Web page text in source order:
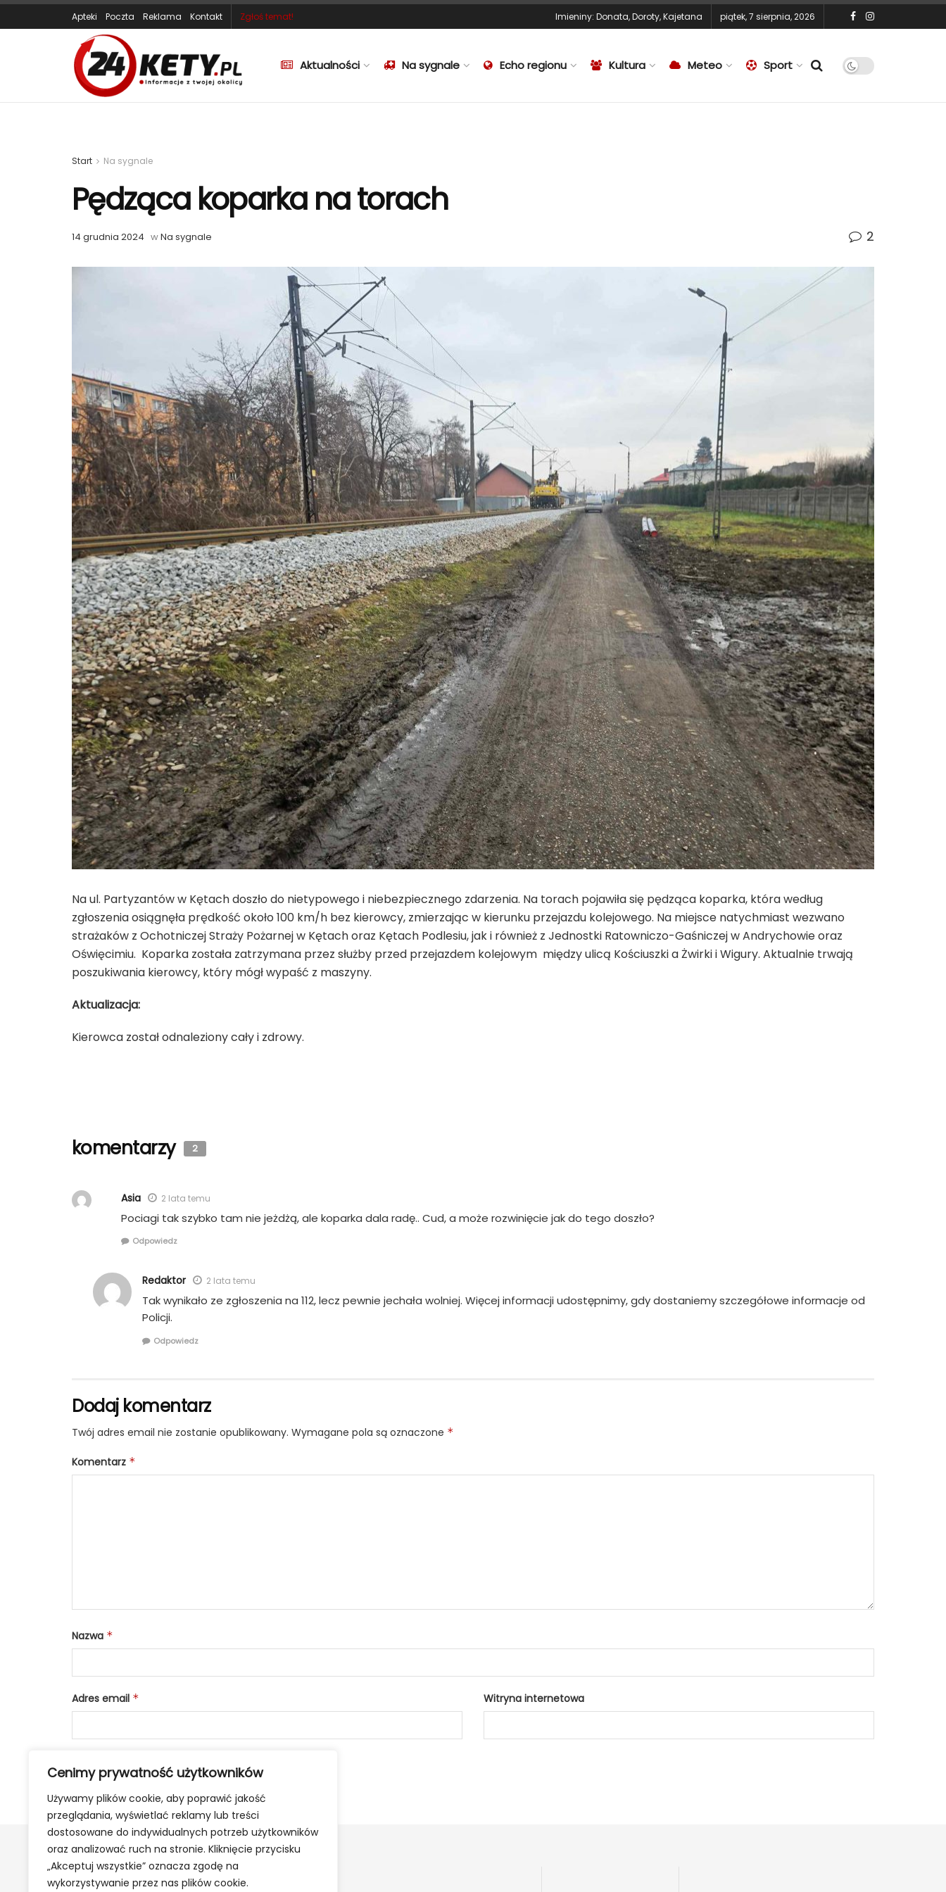
Cenimy prywatność użytkowników
Używamy plików cookie, aby poprawić jakość
przeglądania, wyświetlać reklamy lub treści
dostosowane do indywidualnych potrzeb użytkowników
oraz analizować ruch na stronie. Kliknięcie przycisku
„Akceptuj wszystkie” oznacza zgodę na
wykorzystywanie przez nas plików cookie.
Apteki Poczta Reklama Kontakt Zgłoś temat! Imieniny: Donata,Doroty,Kajetana piątek, 7 sierpnia, 2026
Aktualności Na sygnale Echo regionu Kultura Meteo Sport
Start Na sygnale
Pędząca koparka na torach
14 grudnia 2024 wNa sygnale 2
Na ul. Partyzantów w Kętach doszło do nietypowego i niebezpiecznego zdarzenia. Na torach pojawiła się pędząca koparka, która według
zgłoszenia osiągnęła prędkość około 100 km/h bez kierowcy, zmierzając w kierunku przejazdu kolejowego. Na miejsce natychmiast wezwano
strażaków z Ochotniczej Straży Pożarnej w Kętach oraz Kętach Podlesiu, jak i również z Jednostki Ratowniczo-Gaśniczej w Andrychowie oraz
Oświęcimiu. Koparka została zatrzymana przez służby przed przejazdem kolejowym między ulicą Kościuszki a Żwirki i Wigury. Aktualnie trwają
poszukiwania kierowcy, który mógł wypaść z maszyny.
Aktualizacja:
Kierowca został odnaleziony cały i zdrowy.
komentarzy 2
Asia 2 lata temu
Pociagi tak szybko tam nie jeżdżą, ale koparka dala radę.. Cud, a może rozwinięcie jak do tego doszło?
Odpowiedz
Redaktor 2 lata temu
Tak wynikało ze zgłoszenia na 112, lecz pewnie jechała wolniej. Więcej informacji udostępnimy, gdy dostaniemy szczegółowe informacje od
Policji.
Odpowiedz
Dodaj komentarz
Twój adres email nie zostanie opublikowany. Wymagane pola są oznaczone *
Komentarz *
Nazwa *
Adres email * Witryna internetowa